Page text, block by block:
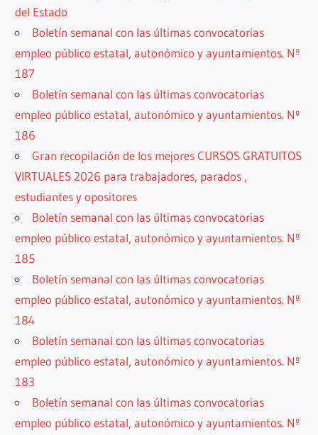
del Estado
Boletín semanal con las últimas convocatorias
empleo público estatal, autonómico y ayuntamientos. Nº
187
Boletín semanal con las últimas convocatorias
empleo público estatal, autonómico y ayuntamientos. Nº
186
Gran recopilación de los mejores CURSOS GRATUITOS
VIRTUALES 2026 para trabajadores, parados ,
estudiantes y opositores
Boletín semanal con las últimas convocatorias
empleo público estatal, autonómico y ayuntamientos. Nº
185
Boletín semanal con las últimas convocatorias
empleo público estatal, autonómico y ayuntamientos. Nº
184
Boletín semanal con las últimas convocatorias
empleo público estatal, autonómico y ayuntamientos. Nº
183
Boletín semanal con las últimas convocatorias
empleo público estatal, autonómico y ayuntamientos. Nº